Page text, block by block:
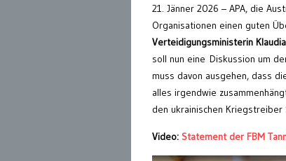
21. Jänner 2026 – APA, die
Organisationen einen guten
Verteidigungsministerin
soll nun eine Diskussion um
muss davon ausgehen, dass
alles irgendwie
den ukrainischen Kriegstreiber
Video: Statement der FBM